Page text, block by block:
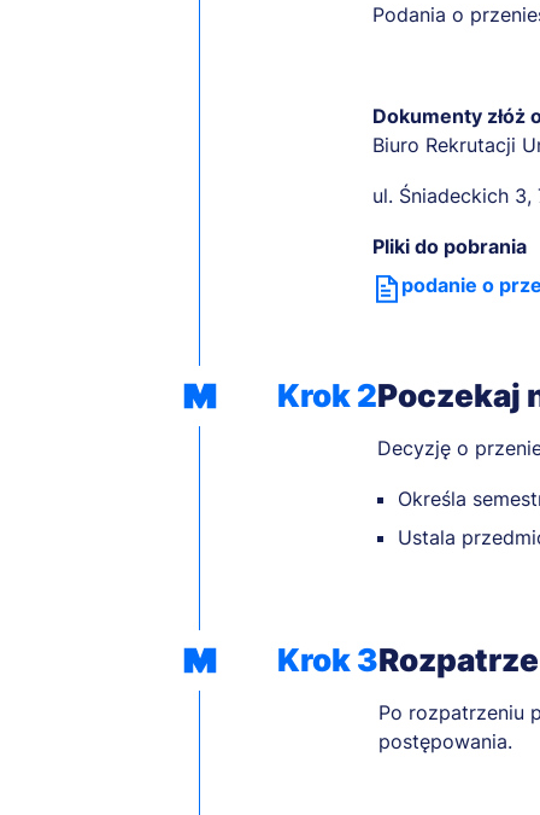
Podania o
Dokumenty złóż
Biuro Rekrutacji
ul. Śniadeckich
Pliki do pobrania
podanie o
Krok 2Poczekaj
Decyzję o
Określa
Ustala
Krok 3
Po rozpatrzeniu
postępowania.